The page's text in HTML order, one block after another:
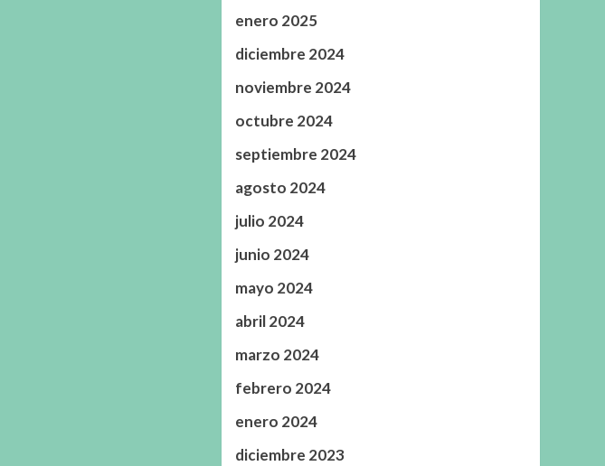
enero 2025
diciembre 2024
noviembre 2024
octubre 2024
septiembre 2024
agosto 2024
julio 2024
junio 2024
mayo 2024
abril 2024
marzo 2024
febrero 2024
enero 2024
diciembre 2023